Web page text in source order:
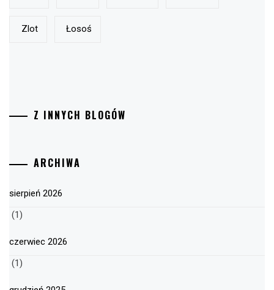
Zlot Łosoś
Z INNYCH BLOGÓW
ARCHIWA
sierpień 2026
(1)
czerwiec 2026
(1)